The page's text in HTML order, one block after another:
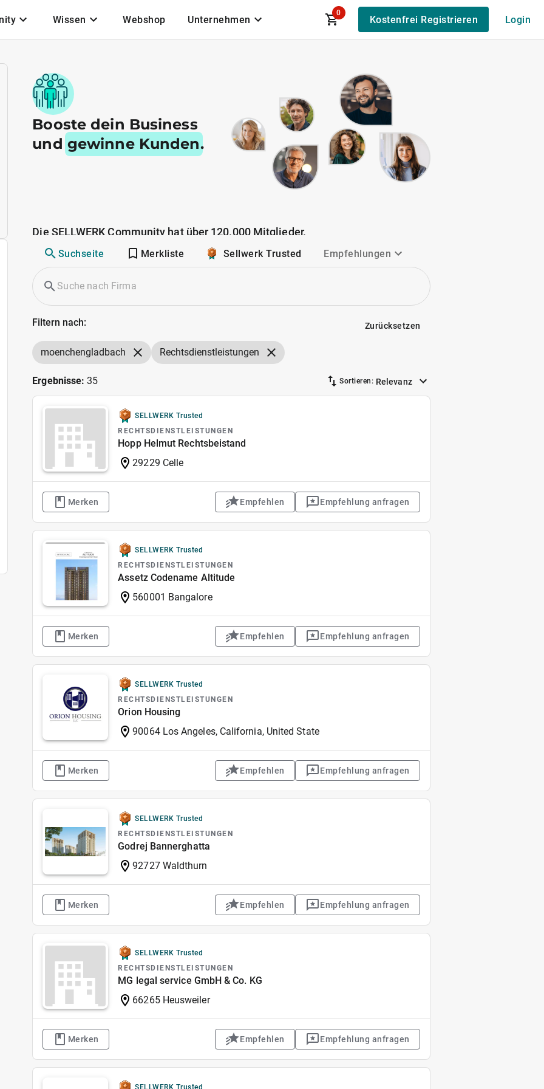
Wissen Webshop Unternehmen
0
Kostenfrei Registrieren Login
Booste dein Business
und gewinne Kunden.
Die SELLWERK Community hat über 120.000 Mitglieder.
Suchseite Merkliste Sellwerk Trusted Empfehlungen
Filtern nach: Zurücksetzen
moenchengladbach Rechtsdienstleistungen
Ergebnisse:35 Sortieren: Relevanz
SELLWERK Trusted
RECHTSDIENSTLEISTUNGEN
Hopp Helmut Rechtsbeistand
29229 Celle
Merken Empfehlen Empfehlung anfragen
SELLWERK Trusted
RECHTSDIENSTLEISTUNGEN
Assetz Codename Altitude
560001 Bangalore
Merken Empfehlen Empfehlung anfragen
SELLWERK Trusted
RECHTSDIENSTLEISTUNGEN
Orion Housing
90064 Los Angeles, California, United State
Merken Empfehlen Empfehlung anfragen
SELLWERK Trusted
RECHTSDIENSTLEISTUNGEN
Godrej Bannerghatta
92727 Waldthurn
Merken Empfehlen Empfehlung anfragen
SELLWERK Trusted
RECHTSDIENSTLEISTUNGEN
MG legal service GmbH & Co. KG
66265 Heusweiler
Merken Empfehlen Empfehlung anfragen
SELLWERK Trusted